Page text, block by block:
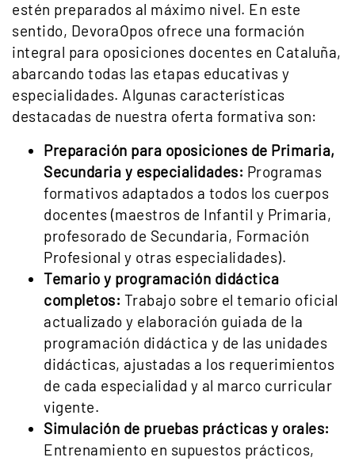
estén preparados al máximo nivel. En este
sentido, DevoraOpos ofrece una formación
integral para oposiciones docentes en Cataluña,
abarcando todas las etapas educativas y
especialidades. Algunas características
destacadas de nuestra oferta formativa son:
Preparación para oposiciones de Primaria,
Secundaria y especialidades: Programas
formativos adaptados a todos los cuerpos
docentes (maestros de Infantil y Primaria,
profesorado de Secundaria, Formación
Profesional y otras especialidades).
Temario y programación didáctica
completos: Trabajo sobre el temario oficial
actualizado y elaboración guiada de la
programación didáctica y de las unidades
didácticas, ajustadas a los requerimientos
de cada especialidad y al marco curricular
vigente.
Simulación de pruebas prácticas y orales:
Entrenamiento en supuestos prácticos,